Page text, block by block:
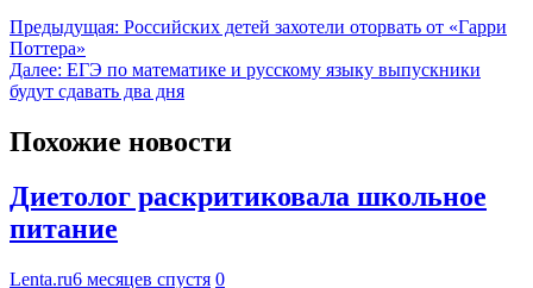
Предыдущая: Российских детей захотели оторвать от «Гарри
Поттера»
Далее: ЕГЭ по математике и русскому языку выпускники
будут сдавать два дня
Похожие новости
Диетолог раскритиковала школьное
питание
Lenta.ru6 месяцев спустя 0